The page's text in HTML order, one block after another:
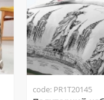
code: PR1T20145